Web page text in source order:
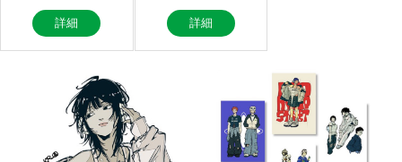
詳細 詳細